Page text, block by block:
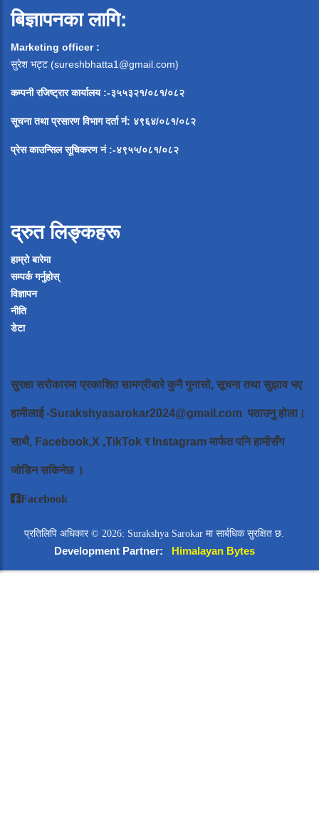
बिज्ञापनका लागि:
Marketing officer :
सुरेश भट्ट (sureshbhatta1@gmail.com)
कम्पनी रजिष्ट्रार कार्यालय :-३५५३२१/०८१/०८२
सूचना तथा प्रसारण विभाग दर्ता नं: ४९६४/०८१/०८२
प्रेस काउन्सिल सूचिकरण नं:-४९५५/०८१/०८२
द्रुत लिङ्कहरू
हाम्रो बारेमा
सम्पर्क गर्नुहोस्
विज्ञापन
नीति
डेटा
सुरक्षा सरोकारमा प्रकाशित सामग्रीबारे कुनै गुनासो, सूचना तथा सुझाव भए
हामीलाई-Surakshyasarokar2024@gmail.com पठाउनु होला।
साथै, Facebook,X ,TikTok र Instagram मार्फत पनि हामीसँग
जोडिन सकिनेछ ।
Facebook
प्रतिलिपि अधिकार © 2026: Surakshya Sarokar मा सार्बधिक सुरक्षित छ.
Development Partner: Himalayan Bytes